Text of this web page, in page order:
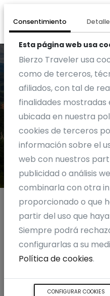
Consentimiento
Esta página web usa
Bierzo Traveler usa
como de terceros,
afiliados, con tal de
finalidades mostradas
ubicada en nuestra
cookies de terceros
información sobre el
web con nuestros
publicidad o análisis
combinarla con otra
proporcionado o que
partir del uso que
Siempre podrá
configurarlas a su
Política de cookies.
CONFIGURAR COOKIES